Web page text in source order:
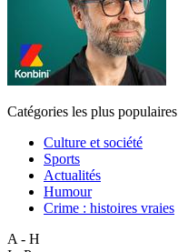
Catégories les plus populaires
Culture et société
Sports
Actualités
Humour
Crime : histoires vraies
A - H